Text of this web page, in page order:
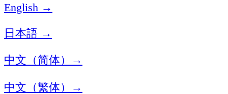
English →
日本語 →
中文（简体）→
中文（繁体）→